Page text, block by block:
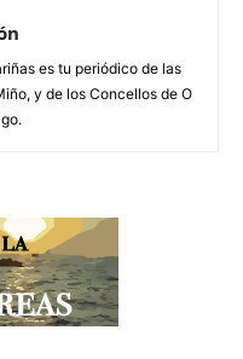
es tu periódico de las
y de los Concellos de O